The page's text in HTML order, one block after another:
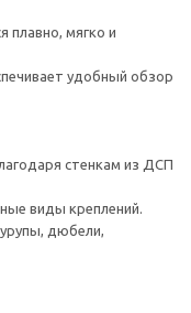
плавно, мягко и
удобный обзор
стенкам из ДСП
виды креплений.
дюбели,